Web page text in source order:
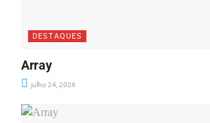
DESTAQUES
Array
julho 24, 2026